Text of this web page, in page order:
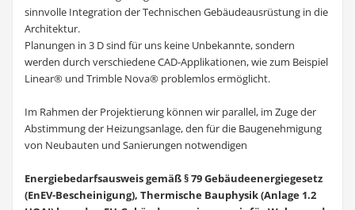
sinnvolle Integration der Technischen Gebäudeausrüstung in die
Architektur.
Planungen in 3 D sind für uns keine Unbekannte, sondern
werden durch verschiedene CAD-Applikationen, wie zum Beispiel
Linear® und Trimble Nova® problemlos ermöglicht.
Im Rahmen der Projektierung können wir parallel, im Zuge der
Abstimmung der Heizungsanlage, den für die Baugenehmigung
von Neubauten und Sanierungen notwendigen
Energiebedarfsausweis gemäß § 79 Gebäudeenergiegesetz
(EnEV-Bescheinigung), Thermische Bauphysik (Anlage 1.2